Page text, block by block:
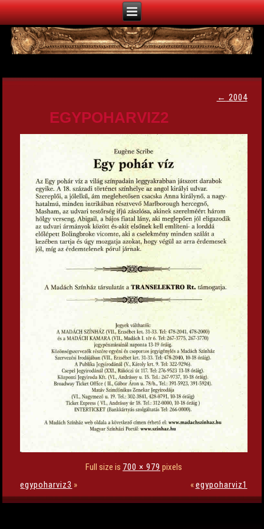
← 2004
EGYPOHARVIZ2
Full size is 700 × 979 pixels
egypoharviz3 » «egypoharviz1